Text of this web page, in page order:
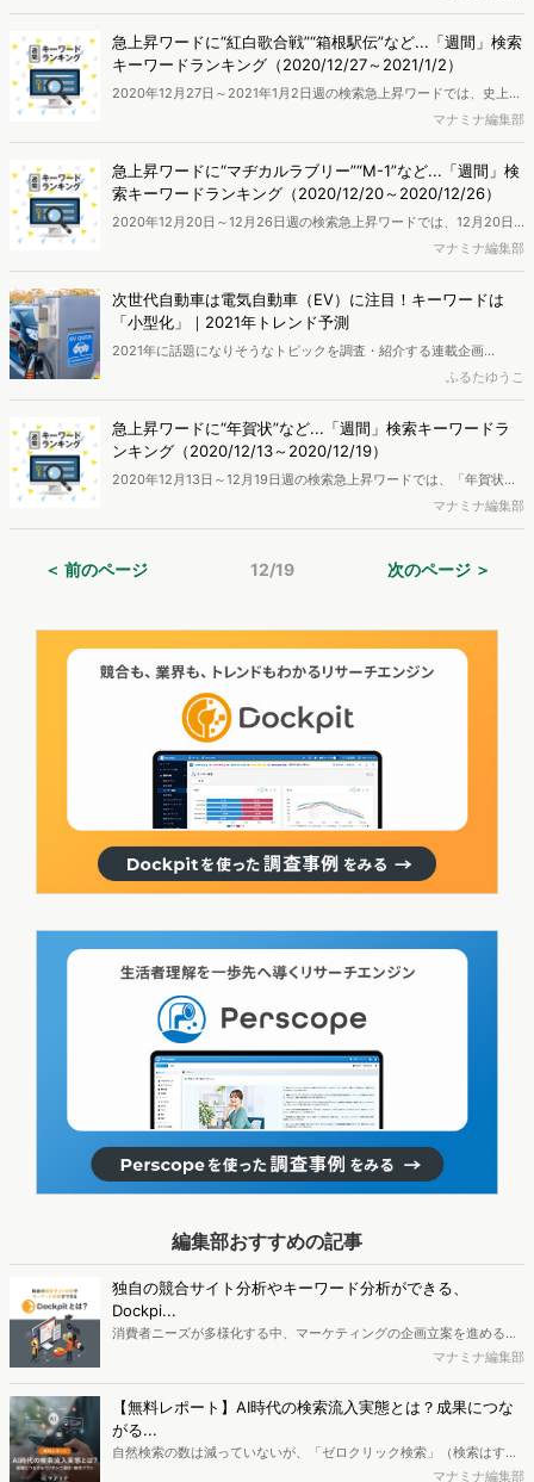
や、1月11日の「成人の日」の直前に首都圏ではオンライン開催に切り
替える地域も見られた「成人式」などで、検索が急増しました。全国
のモニター会員の協力により、ネット行動ログとユーザー属性情報を
用いたマーケティング分析を行い、検索キーワードランキングを作成
しました。
急上昇ワードに“紅白歌合戦”“箱根駅伝”など...「週間」検索
キーワードランキング（2020/12/27～2021/1/2）
2020年12月27日～2021年1月2日週の検索急上昇ワードでは、史上初
の無観客開催となった大晦日の「紅白歌合戦」や、1月2日～3日にか
けて開催された「箱根駅伝」などで検索が急増。全国のモニター会員
の協力により、ネット行動ログとユーザー属性情報を用いたマーケテ
ィング分析を行い、検索キーワードランキングを作成しました。
マナミナ編集部
急上昇ワードに“マヂカルラブリー”“M-1”など...「週間」検
索キーワードランキング（2020/12/20～2020/12/26）
2020年12月20日～12月26日週の検索急上昇ワードでは、12月20日
に行われた「M-1グランプリ2020」で優勝を飾った「マヂカルラブリ
ー」の検索が急上昇。全国のモニター会員の協力により、ネット行動
ログとユーザー属性情報を用いたマーケティング分析を行い、検索キ
ーワードランキングを作成しました。
マナミナ編集部
次世代自動車は電気自動車（EV）に注目！キーワードは
「小型化」｜2021年トレンド予測
2021年に話題になりそうなトピックを調査・紹介する連載企画
「2021年トレンド予測」。今回のテーマは「電気自動車（EV）」で
す。自動車業界は今、100年に1度の変革期にあると言われています。
自動車メーカー各社は電気自動車（EV）など次世代自動車を次々に発
表。街にはEV充電スポットも増え、時代の流れを実感するようになり
ました。2020年12月初頭に、経済産業省から「2030年代半ばを目標
に国内の新車からガソリン車をなくし、すべてをハイブリッド車や電
気自動車にする」という方針が発表されたばかり。今回はそんな自動
車業界の動向に注目し、主に電気自動車（EV）に関するユーザー動向
ふるたゆうこ
急上昇ワードに“年賀状”など...「週間」検索キーワードラ
ンキング（2020/12/13～2020/12/19）
2020年12月13日～12月19日週の検索急上昇ワードでは、「年賀状」
の検索が急増。『元日に届けるには12月25日(金)までの差し出しにご
協力をお願いします！』と日本郵便からTwitterなどで呼びかけられて
30万人規模のモニター会員の協力により、ネット行動ログとユーザー
マナミナ編集部
＜ 前のページ 12/19 次のページ ＞
編集部おすすめの記事
独自の競合サイト分析やキーワード分析ができる、
Dockpi...
消費者ニーズが多様化する中、マーケティングの企画立案を進める上
で、競合分析や消費者分析の重要性がより高まっています。Web行動
データを活用し、Web上の消費者行動を起点とした競合サイト分析や
消費者分析が可能です。今回はDockpitならではの利便性の高い機能
や活用方法を解説します。
マナミナ編集部
【無料レポート】AI時代の検索流入実態とは？成果につな
がる...
自然検索の数は減っていないが、「ゼロクリック検索」（検索はする
がページには流入しない）の割合が増加しているのが、AI時代の検索
マナミナ編集部